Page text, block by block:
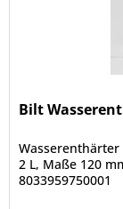
Bilt
2 L, Maße 120
8033959750001